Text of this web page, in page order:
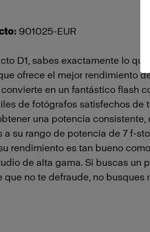
: 901025-EUR
D1, sabes exactamente lo que
ofrece el mejor rendimiento
en un fantástico flash
de fotógrafos satisfechos de
una potencia consistente,
a su rango de potencia de 7 f-
rendimiento es tan bueno
de alta gama. Si buscas un
no te defraude, no busques